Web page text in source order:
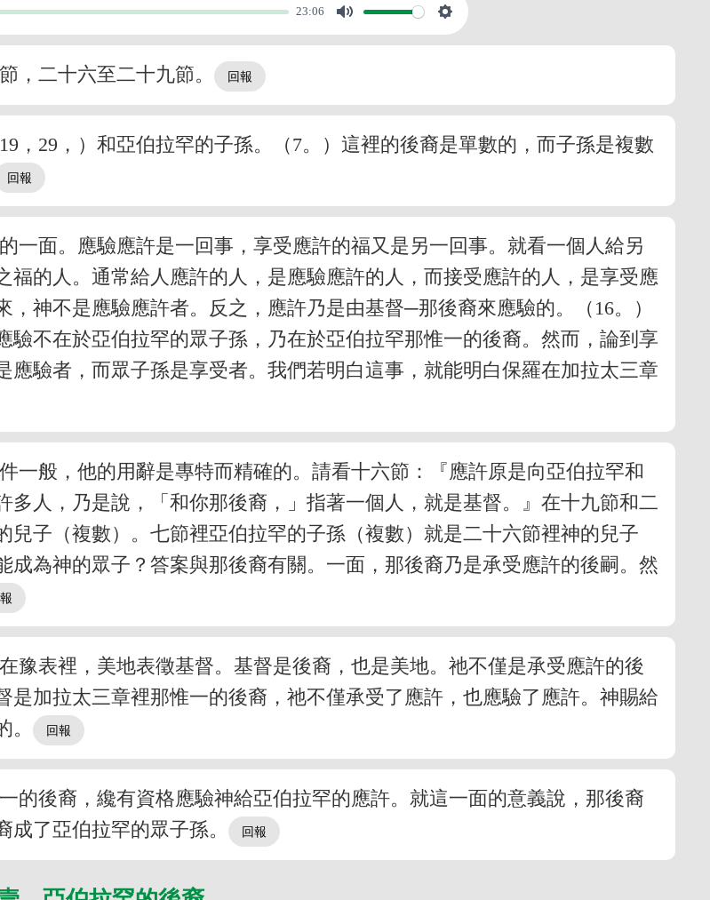
23:06
，二十六至二十九節。
，29，）和亞伯拉罕的子孫。（7。）這裡的後裔是單數的，而子孫是複數
一面。應驗應許是一回事，享受應許的福又是另一回事。就看一個人給另
的人。通常給人應許的人，是應驗應許的人，而接受應許的人，是享受應
神不是應驗應許者。反之，應許乃是由基督─那後裔來應驗的。（16。）
不在於亞伯拉罕的眾子孫，乃在於亞伯拉罕那惟一的後裔。然而，論到享
驗者，而眾子孫是享受者。我們若明白這事，就能明白保羅在加拉太三章
一般，他的用辭是專特而精確的。請看十六節：『應許原是向亞伯拉罕和
人，乃是說，「和你那後裔，」指著一個人，就是基督。』在十九節和二
子（複數）。七節裡亞伯拉罕的子孫（複數）就是二十六節裡神的兒子
成為神的眾子？答案與那後裔有關。一面，那後裔乃是承受應許的後嗣。然
豫表裡，美地表徵基督。基督是後裔，也是美地。祂不僅是承受應許的後
加拉太三章裡那惟一的後裔，祂不僅承受了應許，也應驗了應許。神賜給
的後裔，纔有資格應驗神給亞伯拉罕的應許。就這一面的意義說，那後裔
了亞伯拉罕的眾子孫。